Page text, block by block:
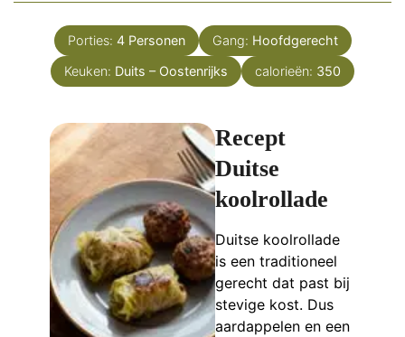
Porties: 4 Personen Gang: Hoofdgerecht
Keuken: Duits – Oostenrijks calorieën: 350
Recept
Duitse
koolrollade
Duitse koolrollade
is een traditioneel
gerecht dat past bij
stevige kost. Dus
aardappelen en een